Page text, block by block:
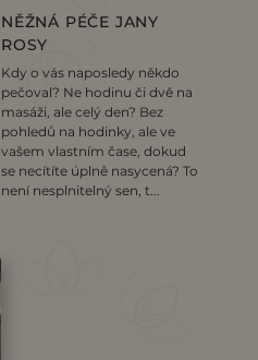
NĚŽNÁ PÉČE JANY
ROSY
Kdy o vás naposledy někdo
pečoval? Ne hodinu či dvě na
masáži, ale celý den? Bez
pohledů na hodinky, ale ve
vašem vlastním čase, dokud
se necítíte úplně nasycená? To
není nesplnitelný sen, t...